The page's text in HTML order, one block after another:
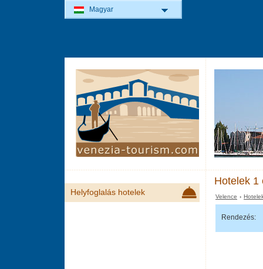
Hotelek 1
Velence ›
Rendezés:
Helyfoglalás hotelek
Magyar